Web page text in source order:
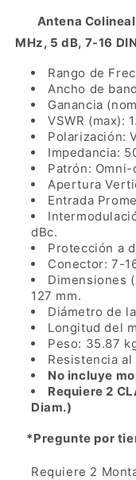
dBd,
Conector
7-
16
DIN-
Hembra.
dBd,
7-
16
DIN-
Antena
MHz, 5 dB, 7-16
Rango de
Ancho de
Ganancia
VSWR (max):
Polarización:
Impedancia:
Patrón:
Apertura
Entrada
dBc.
Protección a
Conector: 7-
Dimensiones
127 mm.
Diámetro de
Longitud del
Peso: 35.87
Resistencia
No incluye
Requiere 2
Diam.)
*Pregunte por
Requiere 2